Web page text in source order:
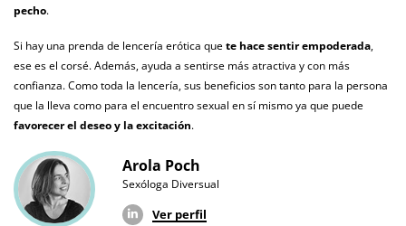
pecho.
Si hay una prenda de lencería erótica quete hace sentir empoderada,
ese es el corsé. Además, ayuda a sentirse más atractiva y con más
confianza. Como toda la lencería, sus beneficios son tanto para la persona
que la lleva como para el encuentro sexual en sí mismo ya que puede
favorecer el deseo y la excitación.
Arola Poch
Sexóloga Diversual
Ver perfil